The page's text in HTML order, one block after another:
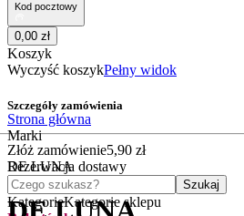
Kod pocztowy
0,00 zł
Koszyk
Wyczyść koszykPełny widok
Szczegóły zamówienia
Złóż zamówienie5,90 zł
Rezerwacja dostawy
Czego szukasz?
Szukaj
KategorieKategorie sklepu
Strona główna
Marki
DE LUNA